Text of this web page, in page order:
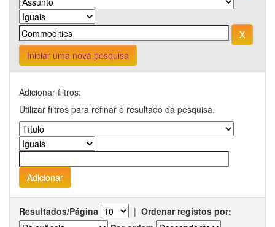
Iniciar uma nova pesquisa
Adicionar filtros:
Utilizar filtros para refinar o resultado da pesquisa.
Resultados/Página | Ordenar registos por: